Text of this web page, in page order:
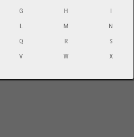
G H
I
L M
N
Q R
S
V W
X